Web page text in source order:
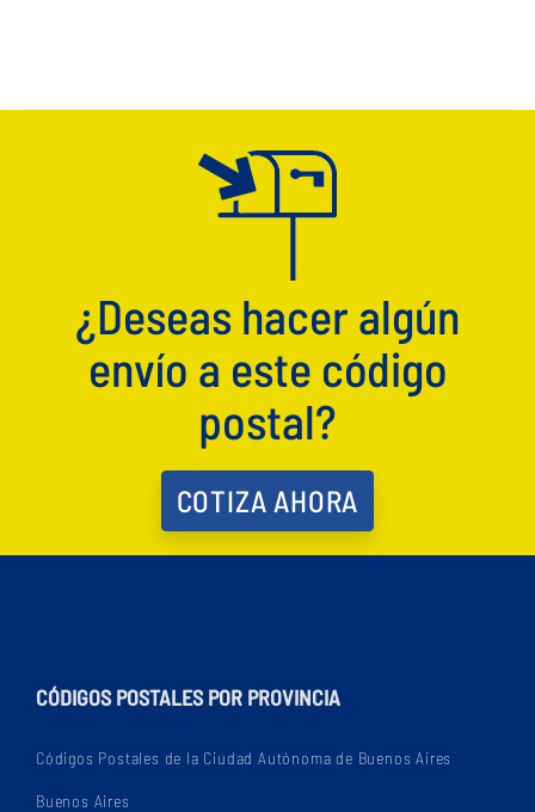
¿Deseas hacer algún
envío a este código
postal?
COTIZA AHORA
CÓDIGOS POSTALES POR PROVINCIA
Códigos Postales de la Ciudad Autónoma de Buenos Aires
Buenos Aires